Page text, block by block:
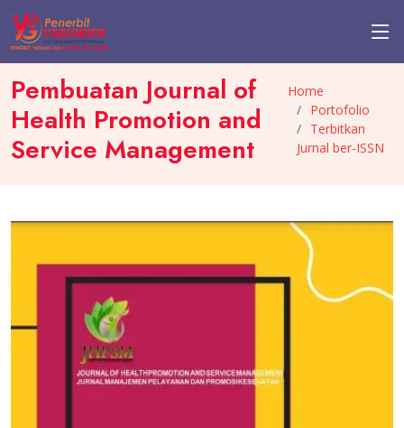
Pembuatan Journal of
Health Promotion and
Service Management
Home
Portofolio
Terbitkan
Jurnal ber-ISSN